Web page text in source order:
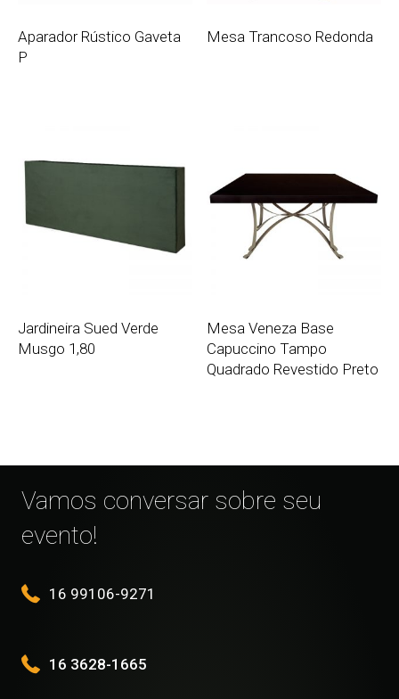
Aparador Rústico Gaveta
P
Mesa Trancoso Redonda
Jardineira Sued Verde
Musgo 1,80
Mesa Veneza Base
Capuccino Tampo
Quadrado Revestido Preto
Vamos conversar sobre seu
evento!
16 99106-9271
16 3628-1665